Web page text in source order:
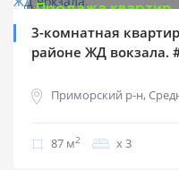
Продажа квартир
3-комнатная
районе ЖД вокзала.
Приморский р-н,
87 м2 х 3